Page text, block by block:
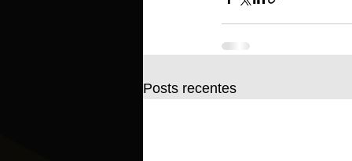
Posts recentes